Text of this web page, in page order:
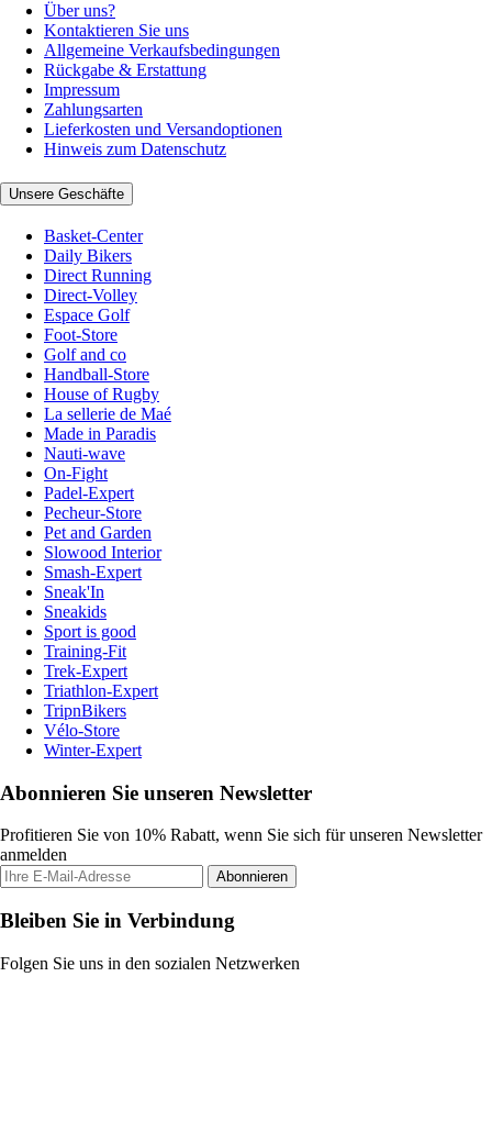
Über uns?
Kontaktieren Sie uns
Allgemeine Verkaufsbedingungen
Rückgabe & Erstattung
Impressum
Zahlungsarten
Lieferkosten und Versandoptionen
Hinweis zum Datenschutz
Unsere Geschäfte
Basket-Center
Daily Bikers
Direct Running
Direct-Volley
Espace Golf
Foot-Store
Golf and co
Handball-Store
House of Rugby
La sellerie de Maé
Made in Paradis
Nauti-wave
On-Fight
Padel-Expert
Pecheur-Store
Pet and Garden
Slowood Interior
Smash-Expert
Sneak'In
Sneakids
Sport is good
Training-Fit
Trek-Expert
Triathlon-Expert
TripnBikers
Vélo-Store
Winter-Expert
Abonnieren Sie unseren Newsletter
Profitieren Sie von 10% Rabatt, wenn Sie sich für unseren Newsletter
anmelden
Abonnieren
Bleiben Sie in Verbindung
Folgen Sie uns in den sozialen Netzwerken